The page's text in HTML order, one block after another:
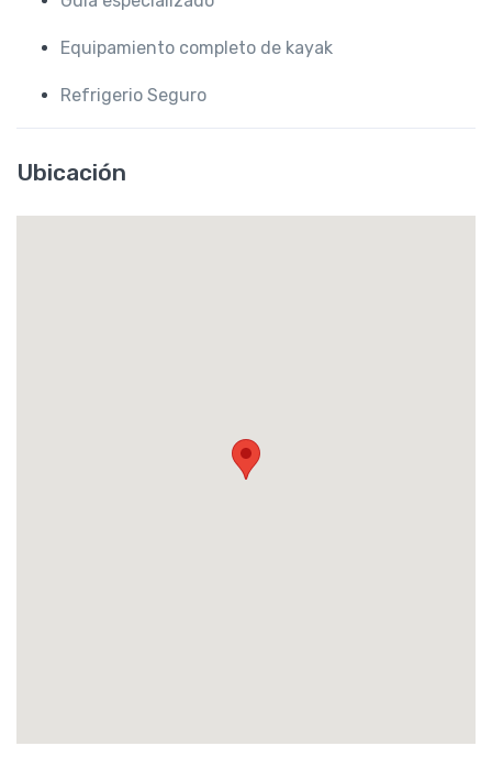
Equipamiento completo de kayak
Refrigerio Seguro
Ubicación